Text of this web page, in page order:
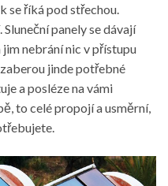
se říká pod střechou.
panely se dávají
nebrání nic v přístupu
jinde potřebné
a posléze na vámi
to celé propojí a usměrní,